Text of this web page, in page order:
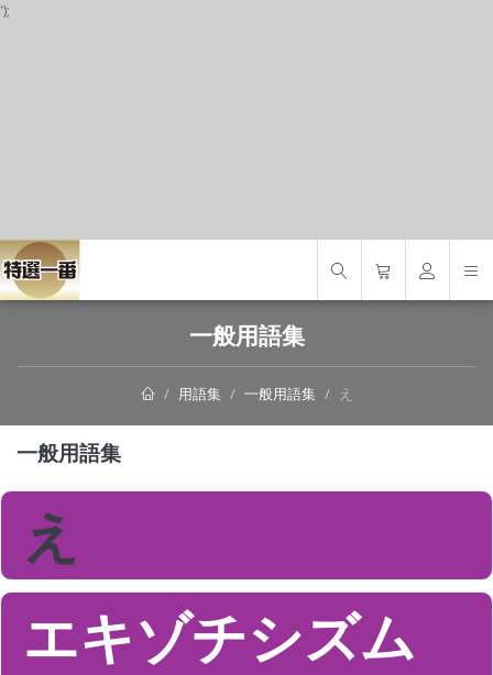
');
一般用語集
用語集 一般用語集 え
一般用語集
え
エキゾチシズム